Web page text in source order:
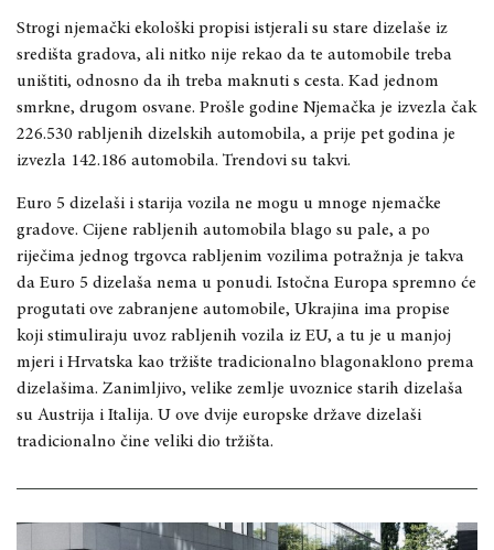
Strogi njemački ekološki propisi istjerali su stare dizelaše iz
središta gradova, ali nitko nije rekao da te automobile treba
uništiti, odnosno da ih treba maknuti s cesta. Kad jednom
smrkne, drugom osvane. Prošle godine Njemačka je izvezla čak
226.530 rabljenih dizelskih automobila, a prije pet godina je
izvezla 142.186 automobila. Trendovi su takvi.
Euro 5 dizelaši i starija vozila ne mogu u mnoge njemačke
gradove. Cijene rabljenih automobila blago su pale, a po
riječima jednog trgovca rabljenim vozilima potražnja je takva
da Euro 5 dizelaša nema u ponudi. Istočna Europa spremno će
progutati ove zabranjene automobile, Ukrajina ima propise
koji stimuliraju uvoz rabljenih vozila iz EU, a tu je u manjoj
mjeri i Hrvatska kao tržište tradicionalno blagonaklono prema
dizelašima. Zanimljivo, velike zemlje uvoznice starih dizelaša
su Austrija i Italija. U ove dvije europske države dizelaši
tradicionalno čine veliki dio tržišta.